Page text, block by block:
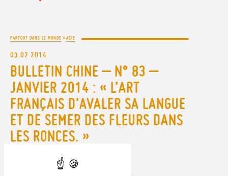
PARTOUT DANS LE MONDE >ASIE
03.02.2014
BULLETIN CHINE – N° 83 –
JANVIER 2014 : « L’ART
FRANÇAIS D’AVALER SA LANGUE
ET DE SEMER DES FLEURS DANS
LES RONCES. »
TÉLÉCHARGEZ LE BULLETIN CHINE – N° 83